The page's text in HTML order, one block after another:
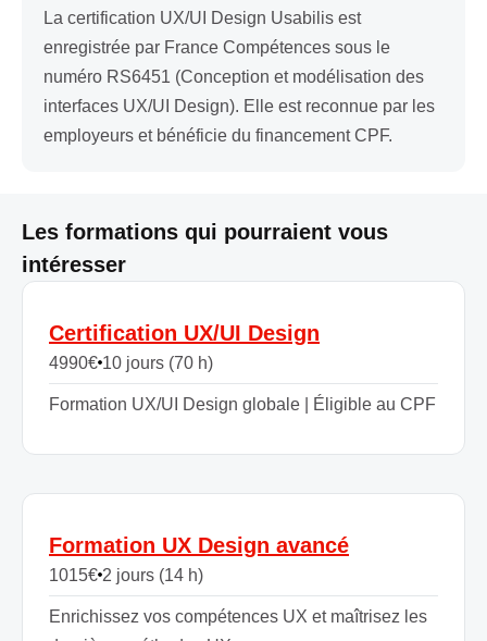
La certification UX/UI Design Usabilis est
enregistrée par France Compétences sous le
numéro RS6451 (Conception et modélisation des
interfaces UX/UI Design). Elle est reconnue par les
employeurs et bénéficie du financement CPF.
Les formations qui pourraient vous
intéresser
Certification UX/UI Design
4990€ 10 jours (70 h)
Formation UX/UI Design globale | Éligible au CPF
Formation UX Design avancé
1015€ 2 jours (14 h)
Enrichissez vos compétences UX et maîtrisez les